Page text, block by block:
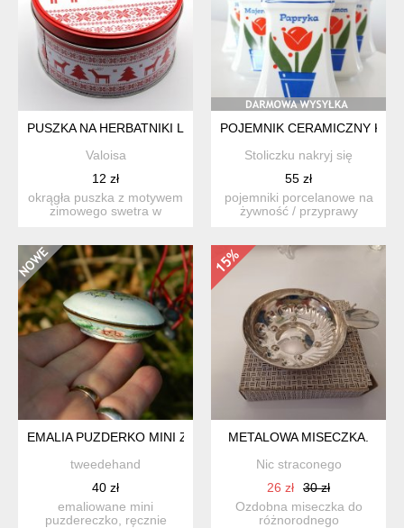
PUSZKA NA HERBATNIKI LUB BIBELOTY ŚWIĄTECZNA
Valoisa
12 zł
okrągła puszka z motywem
zimowego swetra w
POJEMNIK CERAMICZNY
Stoliczku nakryj się
55 zł
pojemniki porcelanowe na
żywność / przyprawy
EMALIA PUZDERKO MINI Z MOTYLEM RĘCZNIE MALOWANE
tweedehand
40 zł
emaliowane mini
puzdereczko, ręcznie
METALOWA MISECZKA.
Nic straconego
26 zł
30 zł
Ozdobna miseczka do
różnorodnego